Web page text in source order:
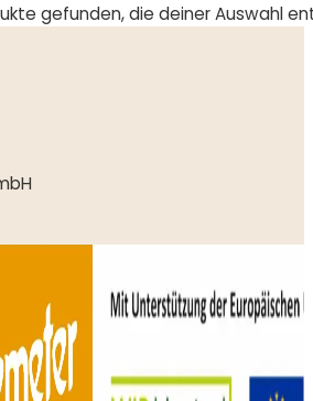
gefunden, die deiner Auswahl